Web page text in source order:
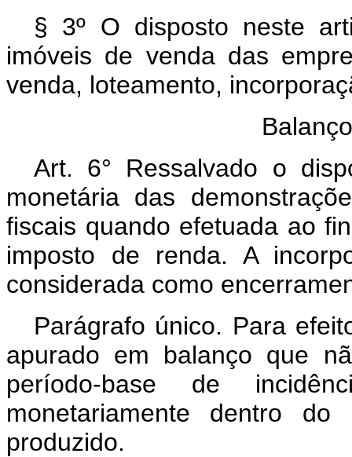
§ 3º O disposto neste
imóveis de venda das
venda, loteamento,
Art. 6° Ressalvado o
monetária das
fiscais quando efetuada ao
imposto de renda. A
considerada como
Parágrafo único. Para
apurado em balanço que
período-base de
monetariamente dentro
produzido.